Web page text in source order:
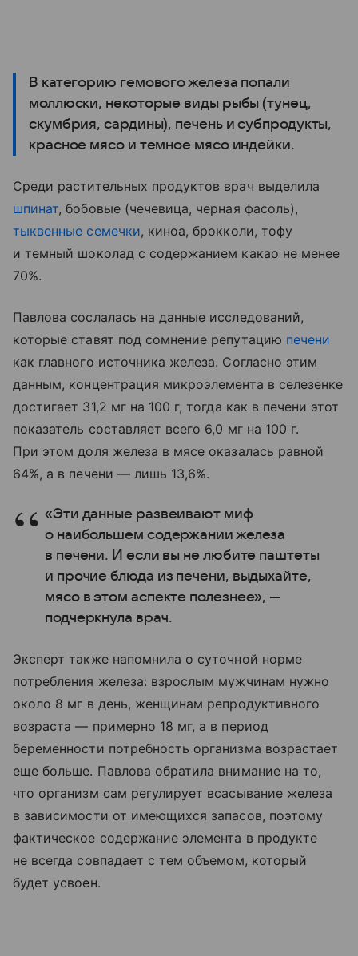
В категорию гемового железа попали
моллюски, некоторые виды рыбы (тунец,
скумбрия, сардины), печень и субпродукты,
красное мясо и темное мясо индейки.
Среди растительных продуктов врач выделила
шпинат, бобовые (чечевица, черная фасоль),
тыквенные семечки, киноа, брокколи, тофу
и темный шоколад с содержанием какао не менее
70%.
Павлова сослалась на данные исследований,
которые ставят под сомнение репутацию печени
как главного источника железа. Согласно этим
данным, концентрация микроэлемента в селезенке
достигает 31,2 мг на 100 г, тогда как в печени этот
показатель составляет всего 6,0 мг на 100 г.
При этом доля железа в мясе оказалась равной
64%, а в печени — лишь 13,6%.
«Эти данные развеивают миф
о наибольшем содержании железа
в печени. И если вы не любите паштеты
и прочие блюда из печени, выдыхайте,
мясо в этом аспекте полезнее», —
подчеркнула врач.
Эксперт также напомнила о суточной норме
потребления железа: взрослым мужчинам нужно
около 8 мг в день, женщинам репродуктивного
возраста — примерно 18 мг, а в период
беременности потребность организма возрастает
еще больше. Павлова обратила внимание на то,
что организм сам регулирует всасывание железа
в зависимости от имеющихся запасов, поэтому
фактическое содержание элемента в продукте
не всегда совпадает с тем объемом, который
будет усвоен.